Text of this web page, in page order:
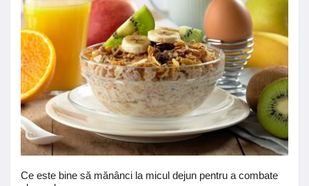
Ce este bine să mănânci la micul dejun pentru a combate